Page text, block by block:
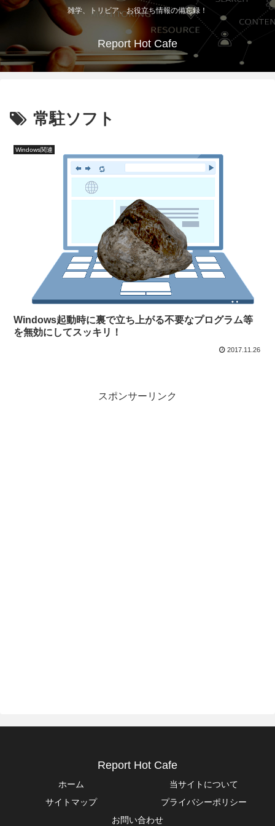
雑学、トリビア、お役立ち情報の備忘録！
Report Hot Cafe
常駐ソフト
Windows関連
Windows起動時に裏で立ち上がる不要なプログラム等
を無効にしてスッキリ！
2017.11.26
スポンサーリンク
Report Hot Cafe
ホーム
当サイトについて
サイトマップ
プライバシーポリシー
お問い合わせ